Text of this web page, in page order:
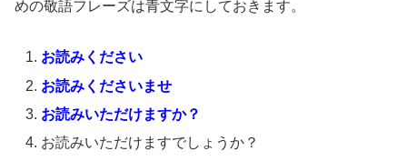
めの敬語フレーズは青文字にしておきます。
お読みください
お読みくださいませ
お読みいただけますか？
お読みいただけますでしょうか？